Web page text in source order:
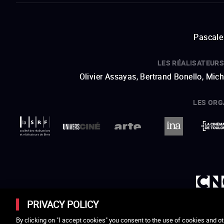
LES
Olivier Assayas, Bertrand Bonello,
LES
PRIVACY POLICY
By clicking on "I accept cookies" you consent to the use of cookies and